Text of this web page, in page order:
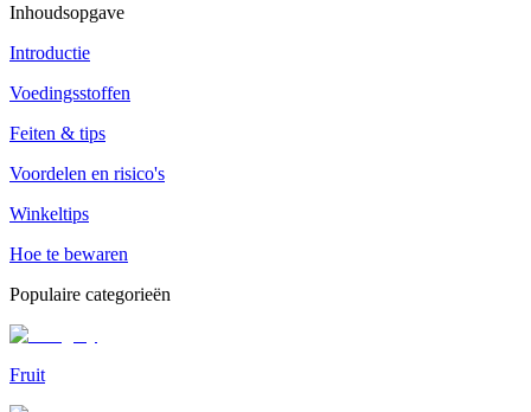
Inhoudsopgave
Introductie
Voedingsstoffen
Feiten & tips
Voordelen en risico's
Winkeltips
Hoe te bewaren
Populaire categorieën
Fruit